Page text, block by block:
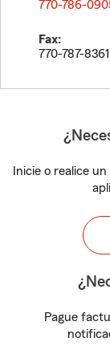
770-786-
Fax:
770-787-8361
Inicie o realice
Pague